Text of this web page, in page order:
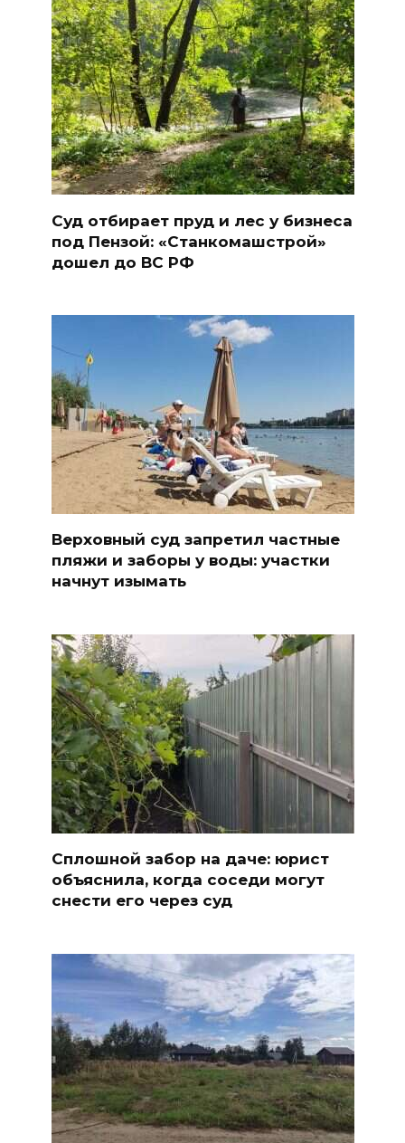
Суд отбирает пруд и лес у бизнеса
под Пензой: «Станкомашстрой»
дошел до ВС РФ
Верховный суд запретил частные
пляжи и заборы у воды: участки
начнут изымать
Сплошной забор на даче: юрист
объяснила, когда соседи могут
снести его через суд